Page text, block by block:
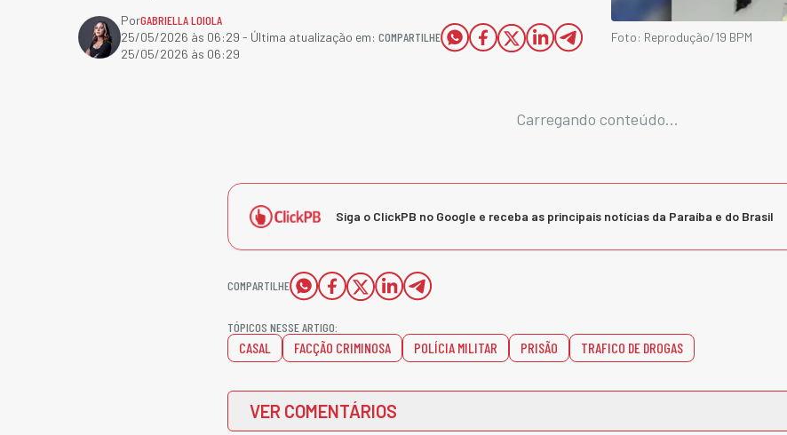
PorGABRIELLA LOIOLA
25/05/2026 às 06:29 - Última atualização em:
25/05/2026 às 06:29
COMPARTILHE Foto: Reprodução/19 BPM
Carregando conteúdo...
Siga o ClickPB no Google e receba as principais notícias da Paraíba e do Brasil
COMPARTILHE
TÓPICOS NESSE ARTIGO:
CASAL FACÇÃO CRIMINOSA POLÍCIA MILITAR PRISÃO TRAFICO DE DROGAS
VER COMENTÁRIOS